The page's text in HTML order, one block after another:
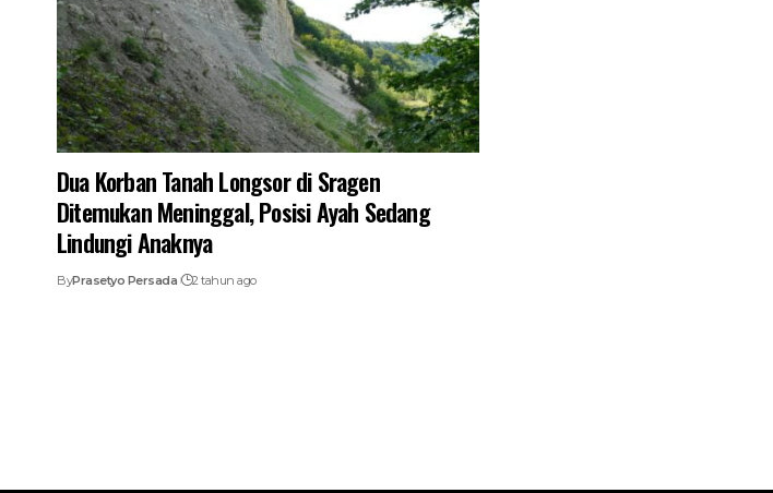
Dua Korban Tanah Longsor di Sragen
Ditemukan Meninggal, Posisi Ayah Sedang
Lindungi Anaknya
ByPrasetyo Persada 2 tahun ago